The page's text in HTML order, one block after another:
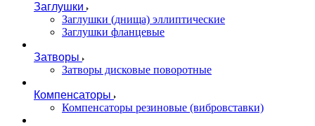
Заглушки
Заглушки (днища) эллиптические
Заглушки фланцевые
Затворы
Затворы дисковые поворотные
Компенсаторы
Компенсаторы резиновые (вибровставки)